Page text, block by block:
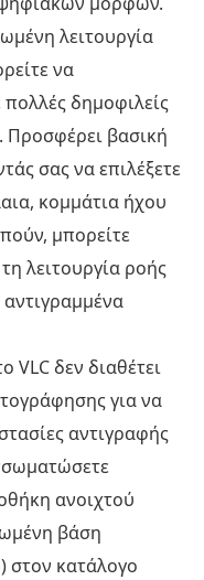
λειτουργία
να
δημοφιλείς
Προσφέρει βασική
σας να επιλέξετε
κομμάτια ήχου
μπορείτε
λειτουργία ροής
αντιγραμμένα
VLC δεν διαθέτει
για να
αντιγραφής
ανοιχτού
βάση
στον κατάλογο